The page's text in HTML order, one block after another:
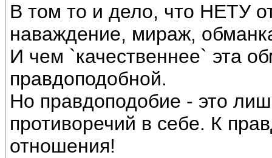
В том то и дело, что НЕТУ
наваждение, мираж,
И чем `качественнее` эта
правдоподобной.
Но правдоподобие - это
противоречий в себе. К
отношения!